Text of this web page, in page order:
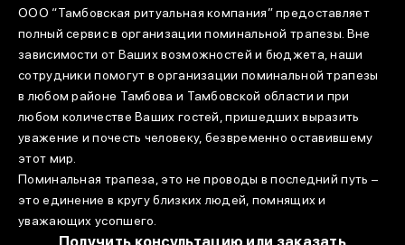
ООО “Тамбовская ритуальная компания” предоставляет
полный сервис в организации поминальной трапезы. Вне
зависимости от Ваших возможностей и бюджета, наши
сотрудники помогут в организации поминальной трапезы
в любом районе Тамбова и Тамбовской области и при
любом количестве Ваших гостей, пришедших выразить
уважение и почесть человеку, безвременно оставившему
этот мир.
Поминальная трапеза, это не проводы в последний путь –
это единение в кругу близких людей, помнящих и
уважающих усопшего.
Получить консультацию или заказать